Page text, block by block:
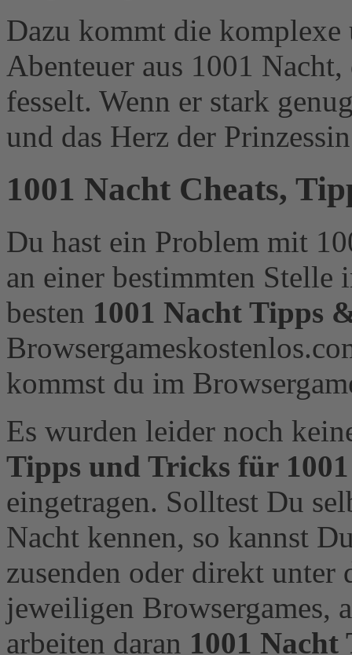
Dazu kommt die komplexe
Abenteuer aus 1001
fesselt. Wenn er stark
und das Herz der
1001 Nacht Cheats,
Du hast ein Problem mit
an einer bestimmten
besten 1001 Nacht Tipps
kommst du im
Es wurden leider noch
Tipps und Tricks für
eingetragen. Solltest Du
Nacht kennen, so kannst
zusenden oder direkt unter
jeweiligen Browsergames,
arbeiten daran 1001